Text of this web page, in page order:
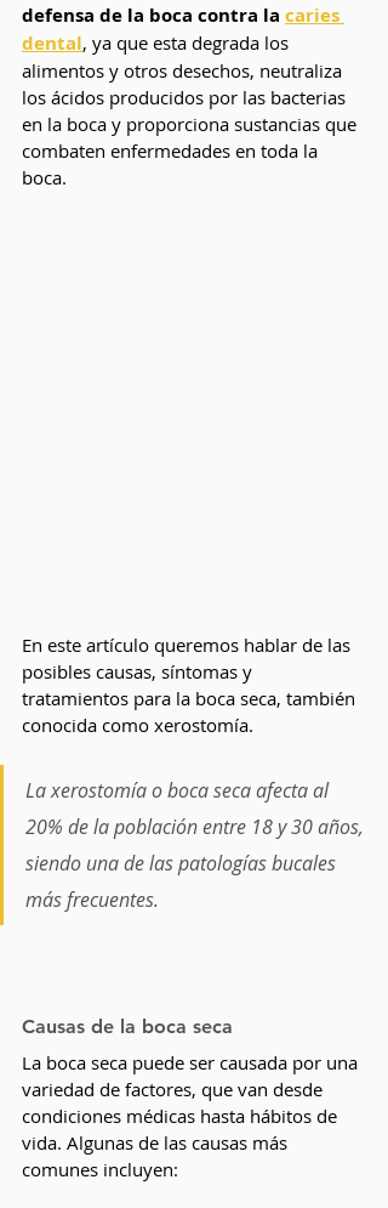
defensa de la boca contra la caries
dental, ya que esta degrada los
alimentos y otros desechos, neutraliza
los ácidos producidos por las bacterias
en la boca y proporciona sustancias que
combaten enfermedades en toda la
boca.
En este artículo queremos hablar de las
posibles causas, síntomas y
tratamientos para la boca seca, también
conocida como xerostomía.
La xerostomía o boca seca afecta al
20% de la población entre 18 y 30 años,
siendo una de las patologías bucales
más frecuentes.
Causas de la boca seca
La boca seca puede ser causada por una
variedad de factores, que van desde
condiciones médicas hasta hábitos de
vida. Algunas de las causas más
comunes incluyen: